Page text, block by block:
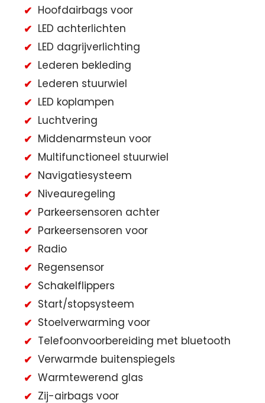
Hoofdairbags voor
LED achterlichten
LED dagrijverlichting
Lederen bekleding
Lederen stuurwiel
LED koplampen
Luchtvering
Middenarmsteun voor
Multifunctioneel stuurwiel
Navigatiesysteem
Niveauregeling
Parkeersensoren achter
Parkeersensoren voor
Radio
Regensensor
Schakelflippers
Start/stopsysteem
Stoelverwarming voor
Telefoonvoorbereiding met bluetooth
Verwarmde buitenspiegels
Warmtewerend glas
Zij-airbags voor